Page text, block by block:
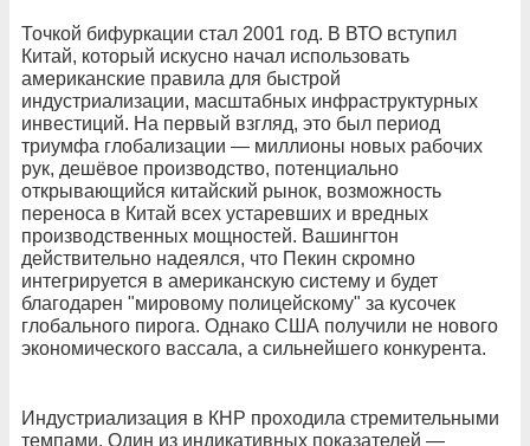
Точкой бифуркации стал 2001 год. В ВТО вступил
Китай, который искусно начал использовать
американские правила для быстрой
индустриализации, масштабных инфраструктурных
инвестиций. На первый взгляд, это был период
триумфа глобализации — миллионы новых рабочих
рук, дешёвое производство, потенциально
открывающийся китайский рынок, возможность
переноса в Китай всех устаревших и вредных
производственных мощностей. Вашингтон
действительно надеялся, что Пекин скромно
интегрируется в американскую систему и будет
благодарен "мировому полицейскому" за кусочек
глобального пирога. Однако США получили не нового
экономического вассала, а сильнейшего конкурента.
Индустриализация в КНР проходила стремительными
темпами. Один из индикативных показателей —